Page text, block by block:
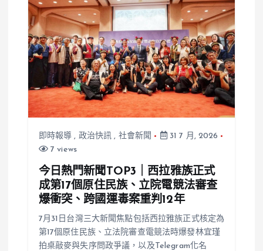
即時報導 , 政治快訊 , 社會新聞
31 7 月, 2026
7 views
今日熱門新聞TOP3｜西拉雅族正式
成第17個原住民族、立院電競法審查
爆衝突、跨國運毒案重判12年
7月31日台灣三大新聞焦點包括西拉雅族正式核定為
第17個原住民族、立法院審查電競法時爆發林宜瑾
拍桌敲麥與失序問政爭議，以及Telegram化名